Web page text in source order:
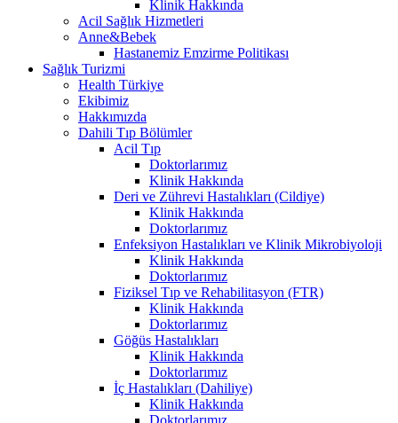
Klinik Hakkında
Acil Sağlık Hizmetleri
Anne&Bebek
Hastanemiz Emzirme Politikası
Sağlık Turizmi
Health Türkiye
Ekibimiz
Hakkımızda
Dahili Tıp Bölümler
Acil Tıp
Doktorlarımız
Klinik Hakkında
Deri ve Zührevi Hastalıkları (Cildiye)
Klinik Hakkında
Doktorlarımız
Enfeksiyon Hastalıkları ve Klinik Mikrobiyoloji
Klinik Hakkında
Doktorlarımız
Fiziksel Tıp ve Rehabilitasyon (FTR)
Klinik Hakkında
Doktorlarımız
Göğüs Hastalıkları
Klinik Hakkında
Doktorlarımız
İç Hastalıkları (Dahiliye)
Klinik Hakkında
Doktorlarımız